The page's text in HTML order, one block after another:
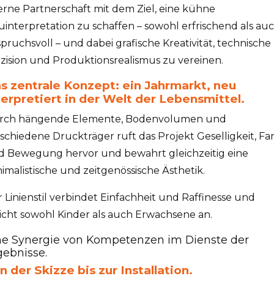
Partnerschaft mit dem Ziel, eine kühne
zu schaffen – sowohl erfrischend als
– und dabei grafische Kreativität, technische
und Produktionsrealismus zu vereinen.
zentrale Konzept: ein Jahrmarkt, neu
in der Welt der Lebensmittel.
hängende Elemente, Bodenvolumen und
Druckträger ruft das Projekt Geselligkeit,
Bewegung hervor und bewahrt gleichzeitig eine
und zeitgenössische Ästhetik.
Linienstil verbindet Einfachheit und Raffinesse und
sowohl Kinder als auch Erwachsene an.
Synergie von Kompetenzen im Dienste der
der Skizze bis zur Installation.